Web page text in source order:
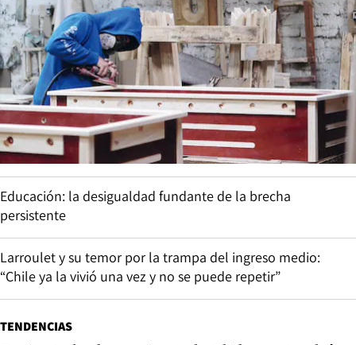
Educación: la desigualdad fundante de la brecha
persistente
Larroulet y su temor por la trampa del ingreso medio:
“Chile ya la vivió una vez y no se puede repetir”
TENDENCIAS